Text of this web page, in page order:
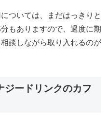
ついては、まだはっきりと
もありますので、過度に期
談しながら取り入れるのが
ジードリンクのカフ